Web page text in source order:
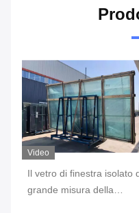
Video
Il vetro di finestra isolato
grande misura della